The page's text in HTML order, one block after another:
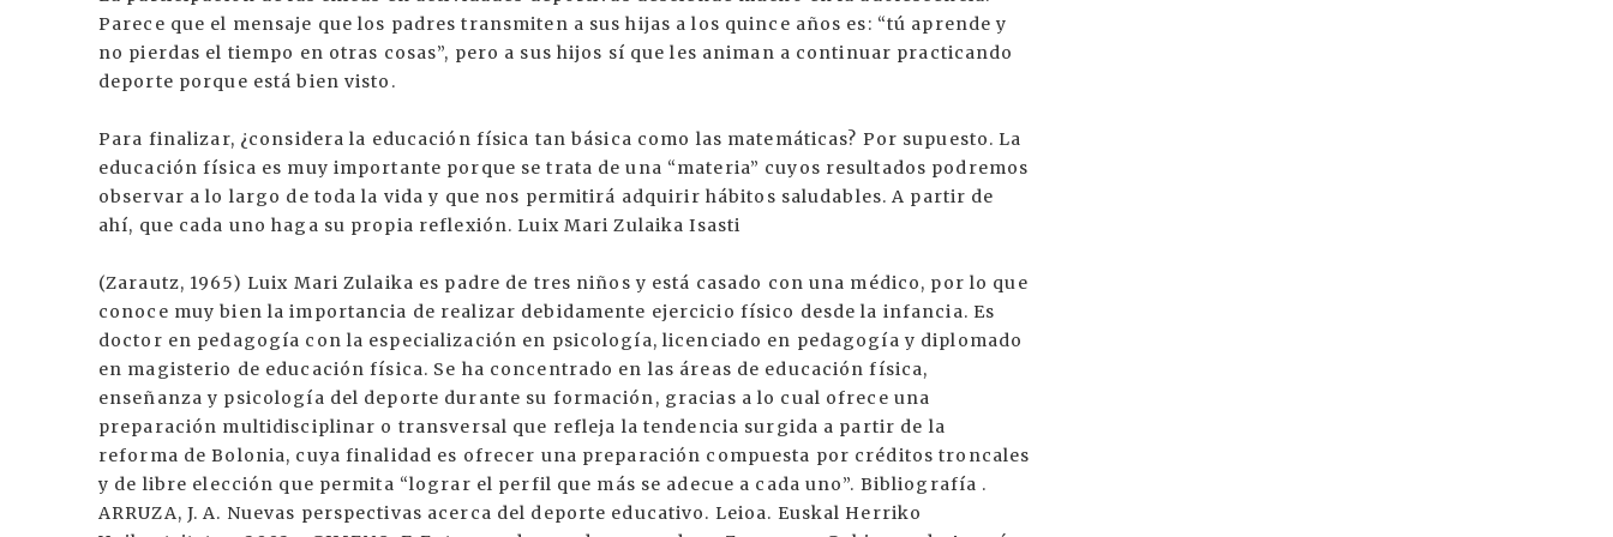
Parece que el mensaje que los padres transmiten a sus hijas a los quince años es: “tú aprende y
no pierdas el tiempo en otras cosas”, pero a sus hijos sí que les animan a continuar practicando
deporte porque está bien visto.
Para finalizar, ¿considera la educación física tan básica como las matemáticas? Por supuesto. La
educación física es muy importante porque se trata de una “materia” cuyos resultados podremos
observar a lo largo de toda la vida y que nos permitirá adquirir hábitos saludables. A partir de
ahí, que cada uno haga su propia reflexión. Luix Mari Zulaika Isasti
(Zarautz, 1965) Luix Mari Zulaika es padre de tres niños y está casado con una médico, por lo que
conoce muy bien la importancia de realizar debidamente ejercicio físico desde la infancia. Es
doctor en pedagogía con la especialización en psicología, licenciado en pedagogía y diplomado
en magisterio de educación física. Se ha concentrado en las áreas de educación física,
enseñanza y psicología del deporte durante su formación, gracias a lo cual ofrece una
preparación multidisciplinar o transversal que refleja la tendencia surgida a partir de la
reforma de Bolonia, cuya finalidad es ofrecer una preparación compuesta por créditos troncales
y de libre elección que permita “lograr el perfil que más se adecue a cada uno”. Bibliografía .
ARRUZA, J. A. Nuevas perspectivas acerca del deporte educativo. Leioa. Euskal Herriko